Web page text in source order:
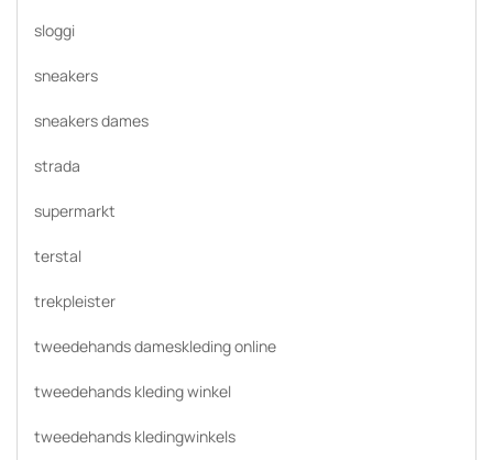
sloggi
sneakers
sneakers dames
strada
supermarkt
terstal
trekpleister
tweedehands dameskleding online
tweedehands kleding winkel
tweedehands kledingwinkels